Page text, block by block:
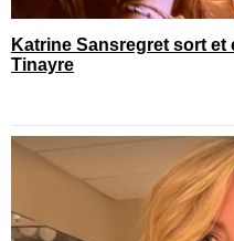
Katrine Sansregret sort et
Tinayre